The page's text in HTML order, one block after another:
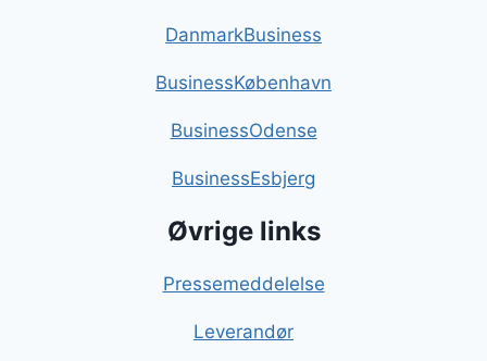
DanmarkBusiness
BusinessKøbenhavn
BusinessOdense
BusinessEsbjerg
Øvrige links
Pressemeddelelse
Leverandør